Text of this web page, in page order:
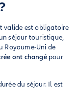
valide est obligatoire
séjour touristique,
Royaume-Uni de
ont changépour
du séjour. Il est